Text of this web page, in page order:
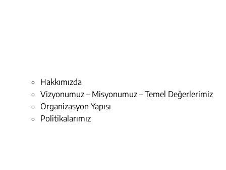
Hakkımızda
Vizyonumuz – Misyonumuz – Temel Değerlerimiz
Organizasyon Yapısı
Politikalarımız